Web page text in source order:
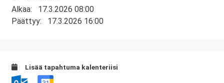
Alkaa: 17.3.2026 08:00
Päättyy: 17.3.2026 16:00
Lisää tapahtuma kalenteriisi